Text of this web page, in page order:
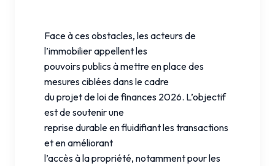
Face à ces obstacles, les acteurs de
l’immobilier appellent les
pouvoirs publics à mettre en place des
mesures ciblées dans le cadre
du projet de loi de finances 2026. L’objectif
est de soutenir une
reprise durable en fluidifiant les transactions
et en améliorant
l’accès à la propriété, notamment pour les